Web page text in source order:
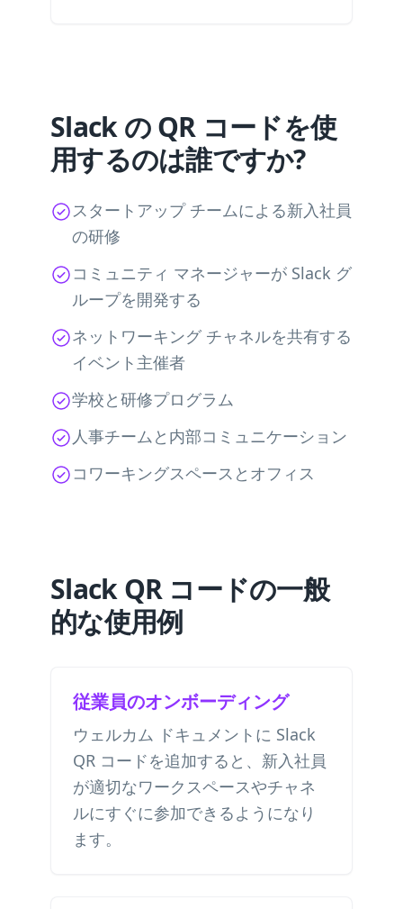
Slack の QR コードを使
用するのは誰ですか?
スタートアップ チームによる新入社員
の研修
コミュニティ マネージャーが Slack グ
ループを開発する
ネットワーキング チャネルを共有する
イベント主催者
学校と研修プログラム
人事チームと内部コミュニケーション
コワーキングスペースとオフィス
Slack QR コードの一般
的な使用例
従業員のオンボーディング
ウェルカム ドキュメントに Slack
QR コードを追加すると、新入社員
が適切なワークスペースやチャネ
ルにすぐに参加できるようになり
ます。